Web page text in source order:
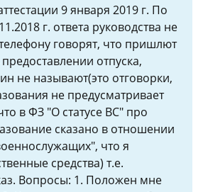
9 января 2019 г. По
г. ответа руководства не
говорят, что пришлют
отпуска,
не называют(это отговорки,
не предусматривает
в ФЗ "О статусе ВС" про
сказано в отношении
что я
средства) т.е.
Вопросы: 1. Положен мне